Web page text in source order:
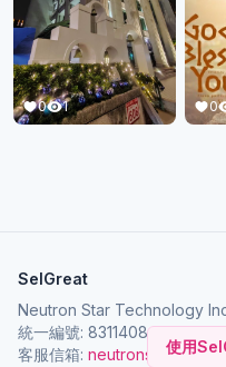
使用
0 1 0
SelGreat
Neutron Star Technology
統一編號: 83114084
客服信箱: